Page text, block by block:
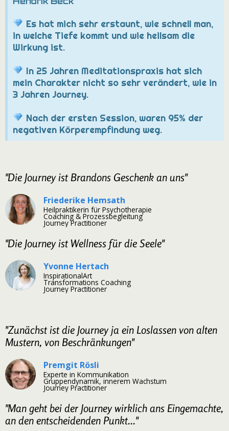
Es hat mich sehr erstaunt, wie schnell man,
in welche Tiefe kommt und wie heilsam die
Wirkung ist.
In 25 Jahren Meditationspraxis hat sich
mein Charakter nicht so sehr verändert, wie in
3 Jahren Journey.
Nach der ersten Session, waren 95% der
negativen Körperempfindung weg.
"Die Journey ist Brandons Geschenk an uns"
Friederike Hemsath
Heilpraktikerin für Psychotherapie
Coaching & Prozessbegleitung
Journey Practitioner
"Die Journey ist Wellness für die Seele"
Yvonne Hertach
InspirationalArt
Transformations Coaching
Journey Practitioner
"Zunächst ist die Journey ja ein Loslassen von alten
Mustern, von Beschränkungen"
Premgit Rösli
Experte in Kommunikation
Gruppendynamik, innerem Wachstum
Journey Practitioner
"Man geht bei der Journey wirklich ans Eingemachte,
an den entscheidenden Punkt..."